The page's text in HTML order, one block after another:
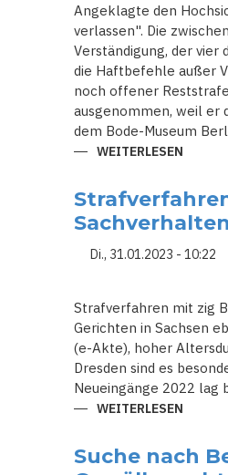
Angeklagte den
verlassen". Die
Verständigung, der vier
die Haftbefehle außer
noch offener
ausgenommen, weil er
dem Bode-Museum
WEITERLESEN
50
GEHT
DER
UM
ZU
ENDE
Di., 31.01.2023 - 10:22
Strafverfahren mit zig
Gerichten in Sachsen
(e-Akte), hoher
Dresden sind es
Neueingänge 2022 lag
WEITERLESEN
ZIG
Suche nach